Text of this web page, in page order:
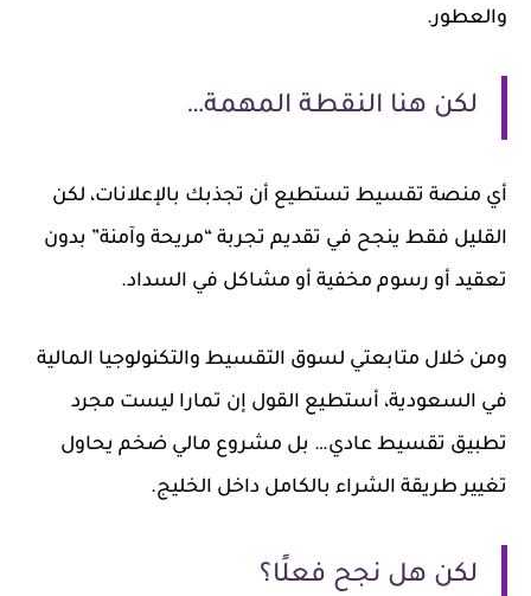
والعطور.
لكن هنا النقطة المهمة…
أي منصة تقسيط تستطيع أن تجذبك بالإعلانات، لكن
القليل فقط ينجح في تقديم تجربة “مريحة وآمنة” بدون
تعقيد أو رسوم مخفية أو مشاكل في السداد.
ومن خلال متابعتي لسوق التقسيط والتكنولوجيا المالية
في السعودية، أستطيع القول إن تمارا ليست مجرد
تطبيق تقسيط عادي… بل مشروع مالي ضخم يحاول
تغيير طريقة الشراء بالكامل داخل الخليج.
لكن هل نجح فعلًا؟